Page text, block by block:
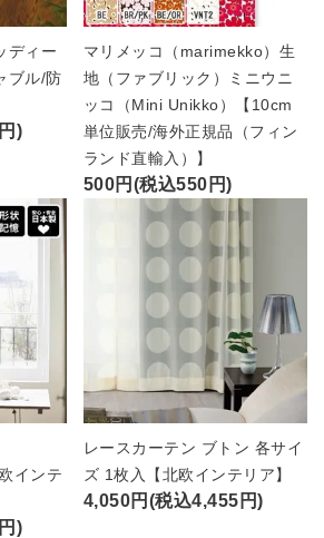
ディー
ブル/防
)
マリメッコ（marimekko）生
地（ファブリック）ミニウニ
ッコ（Mini Unikko）【10cm
単位販売/海外正規品（フィン
ランド直輸入）】
500円(税込550円)
インテ
)
レースカーテン ブトン 各サイ
ズ 1枚入【北欧インテリア】
4,050円(税込4,455円)